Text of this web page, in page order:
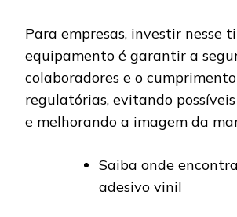
Para empresas, investir nesse
equipamento é garantir a
colaboradores e o
regulatórias, evitando
e melhorando a imagem da
Saiba onde
adesivo vinil